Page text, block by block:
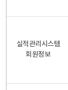
실적관리시스템
회원정보